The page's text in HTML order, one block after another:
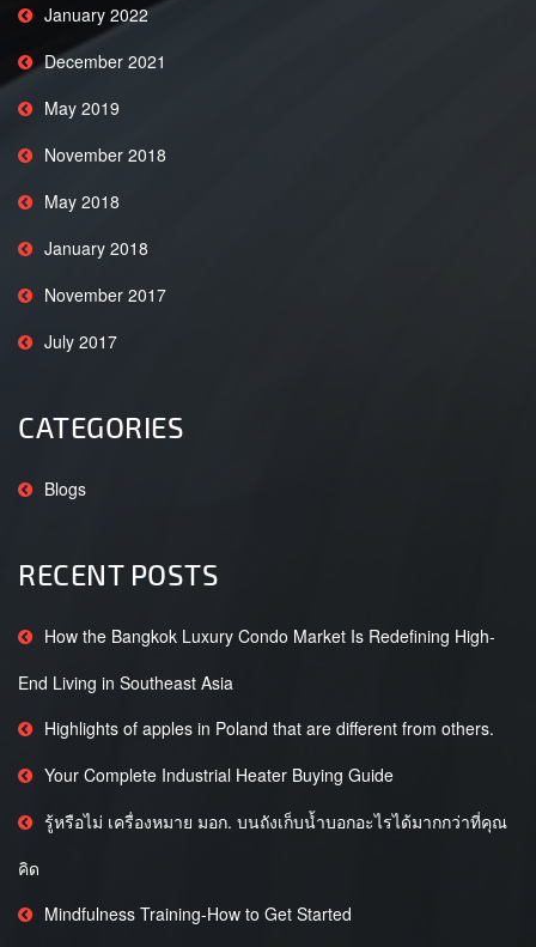
January 2022
December 2021
May 2019
November 2018
May 2018
January 2018
November 2017
July 2017
CATEGORIES
Blogs
RECENT POSTS
How the Bangkok Luxury Condo Market Is Redefining High-
End Living in Southeast Asia
Highlights of apples in Poland that are different from others.
Your Complete Industrial Heater Buying Guide
รู้หรือไม่ เครื่องหมาย มอก. บนถังเก็บน้ำบอกอะไรได้มากกว่าที่คุณ
คิด
Mindfulness Training-How to Get Started